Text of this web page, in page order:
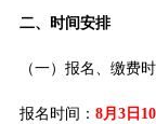
二、时间安排
（一）报名、缴费
报名时间： 8月3日